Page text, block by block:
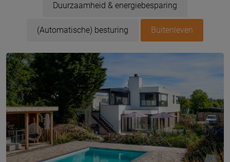
Duurzaamheid & energiebesparing
(Automatische) besturing Buitenleven